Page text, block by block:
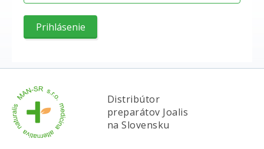
Poradňa
Distribútor
preparátov Joalis
na Slovensku